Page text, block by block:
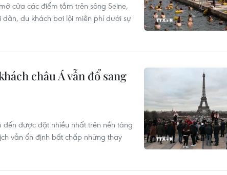
cửa các điểm tắm trên sông Seine,
du khách bơi lội miễn phí dưới sự
châu Á vẫn đổ sang
được đặt nhiều nhất trên nền tảng
vẫn ổn định bất chấp những thay